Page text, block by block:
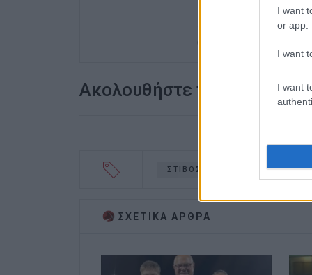
I want
or app.
I want
I want
15 χρόνια στο «ΦΩΣ
«ΕΝΗΜΕΡΩΣΗ», ενώ
(στα πρώτα χρόνια
Ακολουθήστε το enimerosi
ΣΤΙΒΟΣ
ΣΧΕΤΙΚA AΡΘΡΑ